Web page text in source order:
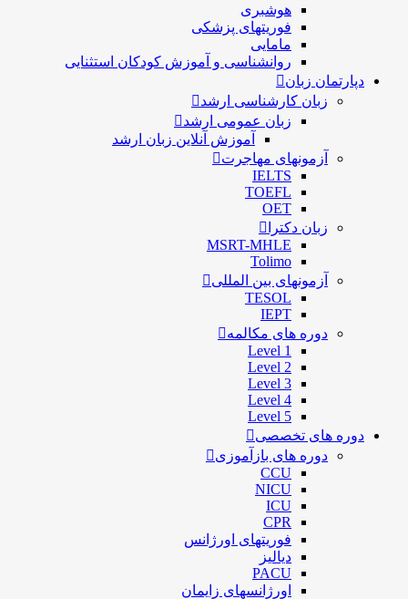
هوشبری
فوریتهای پزشکی
مامایی
روانشناسی و آموزش کودکان استثنایی
دپارتمان زبان
زبان کارشناسی ارشد
زبان عمومی ارشد
آموزش آنلاین زبان ارشد
آزمونهای مهاجرت
IELTS
TOEFL
OET
زبان دکترا
MSRT-MHLE
Tolimo
آزمونهای بین المللی
TESOL
IEPT
دوره های مکالمه
Level 1
Level 2
Level 3
Level 4
Level 5
دوره های تخصصی
دوره های بازآموزی
CCU
NICU
ICU
CPR
فوریتهای اورژانس
دیالیز
PACU
اورژانسهای زایمان